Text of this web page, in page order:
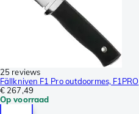
25 reviews
Fällkniven F1 Pro outdoormes, F1PRO
€ 267,49
Op voorraad